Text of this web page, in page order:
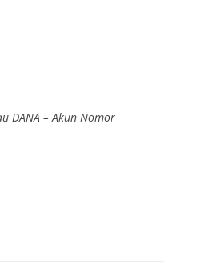
DANA – Akun Nomor